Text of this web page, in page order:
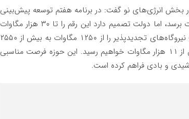
در بخش انرژی‌های نو گفت: در برنامه هفتم توسعه پیش‌بینی
شده ظرفیت نیروگاه‌های تجدیدپذیر کشور به ۱۱ هزار مگاوات برسد، اما دولت تصمیم دارد این رقم را تا ۳۰ هزار مگاوات
افزایش دهد.وی افزود: در دولت چهاردهم توانسته‌ایم ظرفیت نیروگاه‌های تجدیدپذیر را از ۱۲۵۰ مگاوات به بیش از ۲۵۵۰
مگاوات برسانیم و با ادامه این روند تا یک‌سال آینده به بیش از ۱۱ هزار مگاوات خواهیم رسید. این حوزه فرصت مناسبی
و بادی فراهم کرده است.